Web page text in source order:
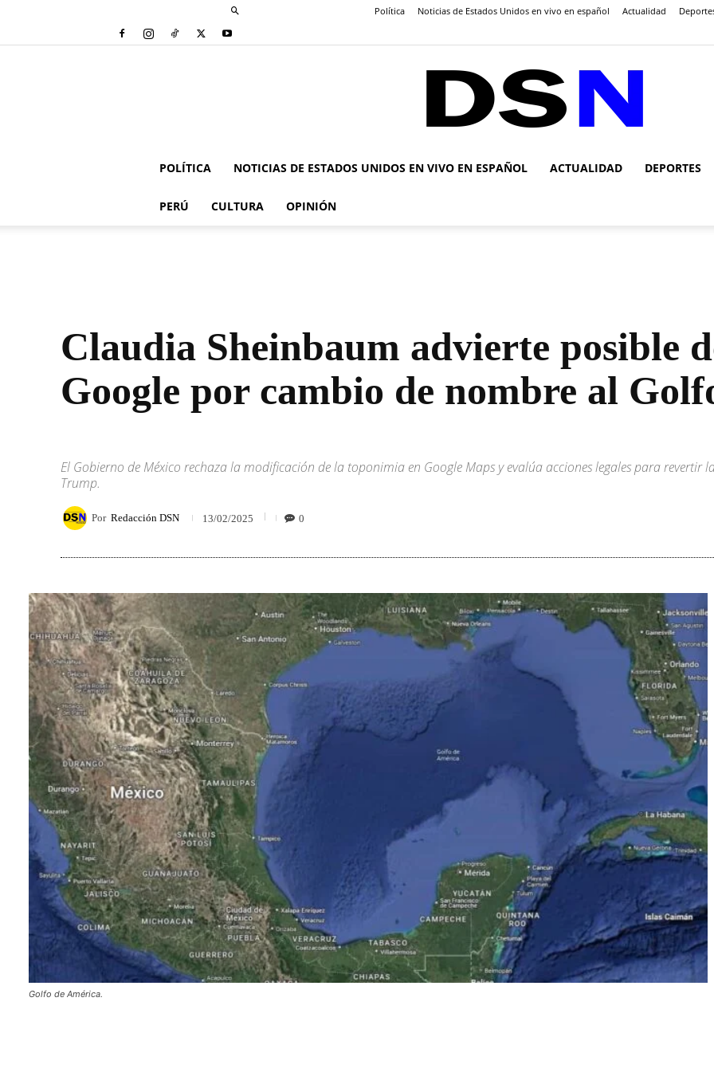
Política Noticias de Estados Unidos en vivo en español Actualidad
POLÍTICA NOTICIAS DE ESTADOS UNIDOS EN VIVO EN ESPAÑOL ACTUALIDAD DEPORTES
PERÚ CULTURA OPINIÓN
Claudia Sheinbaum advierte posible
Google por cambio de nombre al
El Gobierno de México rechaza la modificación de la toponimia en Google Maps y evalúa acciones legales para
Trump.
Por Redacción DSN 13/02/2025 0
Golfo de América.